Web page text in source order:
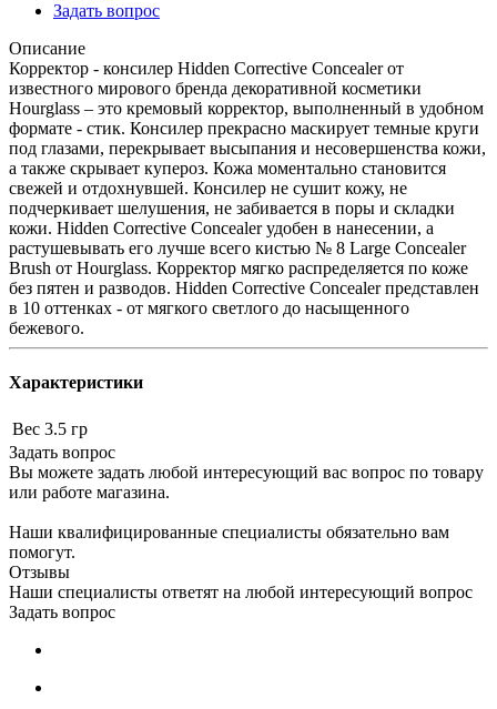
Задать вопрос
Описание
Корректор - консилер Hidden Corrective Concealer от
известного мирового бренда декоративной косметики
Hourglass – это кремовый корректор, выполненный в удобном
формате - стик. Консилер прекрасно маскирует темные круги
под глазами, перекрывает высыпания и несовершенства кожи,
а также скрывает купероз. Кожа моментально становится
свежей и отдохнувшей. Консилер не сушит кожу, не
подчеркивает шелушения, не забивается в поры и складки
кожи. Hidden Corrective Concealer удобен в нанесении, а
растушевывать его лучше всего кистью № 8 Large Concealer
Brush от Hourglass. Корректор мягко распределяется по коже
без пятен и разводов. Hidden Corrective Concealer представлен
в 10 оттенках - от мягкого светлого до насыщенного
бежевого.
Характеристики
Вес 3.5 гр
Задать вопрос
Вы можете задать любой интересующий вас вопрос по товару
или работе магазина.
Наши квалифицированные специалисты обязательно вам
помогут.
Отзывы
Наши специалисты ответят на любой интересующий вопрос
Задать вопрос